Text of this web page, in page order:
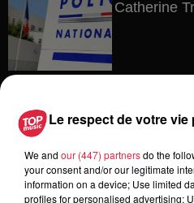
Catherine
Au zoo de
avec les
6 août 2026
Le respect de votre
We and our (447) partnersdo the
your consent and/or our legitimate
information on a device; Use limited
profiles for personalised advertising;